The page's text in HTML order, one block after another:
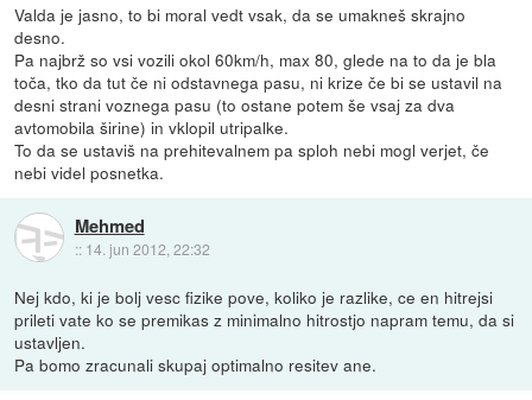
Valda je jasno, to bi moral vedt vsak, da se umakneš skrajno
desno.
Pa najbrž so vsi vozili okol 60km/h, max 80, glede na to da je bla
toča, tko da tut če ni odstavnega pasu, ni krize če bi se ustavil na
desni strani voznega pasu (to ostane potem še vsaj za dva
avtomobila širine) in vklopil utripalke.
To da se ustaviš na prehitevalnem pa sploh nebi mogl verjet, če
nebi videl posnetka.
Mehmed
:: 14. jun 2012, 22:32
Nej kdo, ki je bolj vesc fizike pove, koliko je razlike, ce en hitrejsi
prileti vate ko se premikas z minimalno hitrostjo napram temu, da si
ustavljen.
Pa bomo zracunali skupaj optimalno resitev ane.